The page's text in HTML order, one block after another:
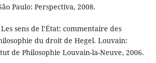
Paulo: Perspectiva, 2008.
sens de l’État: commentaire des
du droit de Hegel. Louvain:
de Philosophie Louvain-la-Neuve, 2006.